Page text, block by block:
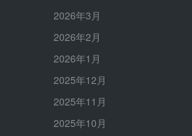
2026年3月
2026年2月
2026年1月
2025年12月
2025年11月
2025年10月